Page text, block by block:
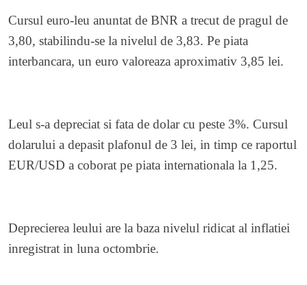
Cursul euro-leu anuntat de BNR a trecut de pragul de
3,80, stabilindu-se la nivelul de 3,83. Pe piata
interbancara, un euro valoreaza aproximativ 3,85 lei.
Leul s-a depreciat si fata de dolar cu peste 3%. Cursul
dolarului a depasit plafonul de 3 lei, in timp ce raportul
EUR/USD a coborat pe piata internationala la 1,25.
Deprecierea leului are la baza nivelul ridicat al inflatiei
inregistrat in luna octombrie.